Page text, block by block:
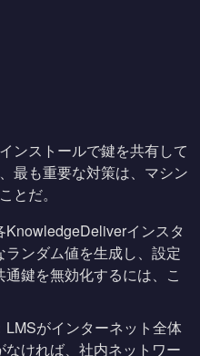
ンストールで鍵を共有して
最も重要な対策は、マシン
とだ。
KnowledgeDeliverインスタ
ンダム値を生成し、設定
鍵を無効化するには、こ
LMSがインターネット全体
ければ、社内ネットワー